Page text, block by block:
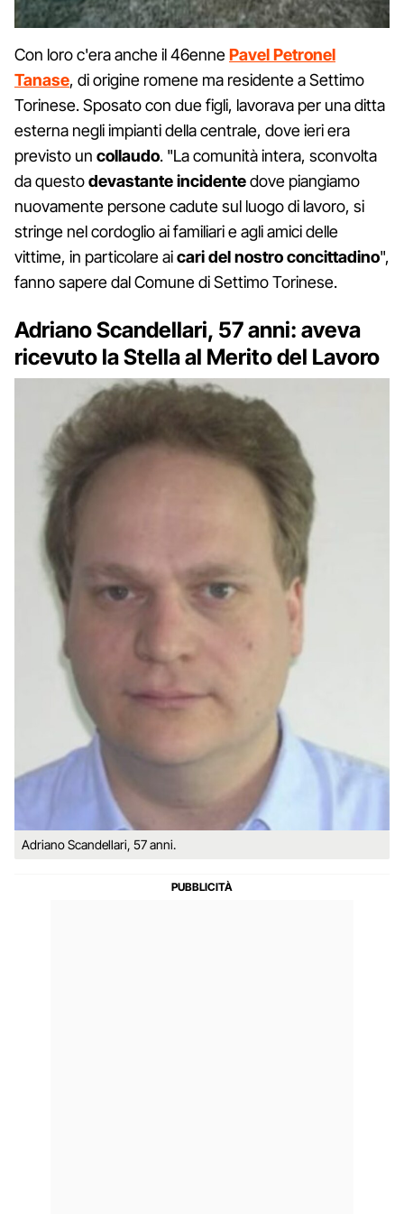
Con loro c'era anche il 46ennePavel Petronel
Tanase, di origine romene ma residente a Settimo
Torinese. Sposato con due figli, lavorava per una ditta
esterna negli impianti della centrale, dove ieri era
previsto un collaudo. "La comunità intera, sconvolta
da questodevastante incidentedove piangiamo
nuovamente persone cadute sul luogo di lavoro, si
stringe nel cordoglio ai familiari e agli amici delle
vittime, in particolare aicari del nostro concittadino",
fanno sapere dal Comune di Settimo Torinese.
Adriano Scandellari, 57 anni: aveva
ricevuto la Stella al Merito del Lavoro
Adriano Scandellari, 57 anni.